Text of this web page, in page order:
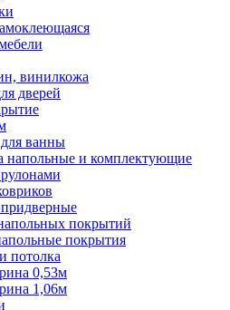
винилкожа
дверей
ванны
напольные и комплектующие
покрытий
покрытия
потолка
0,53м
1,06м